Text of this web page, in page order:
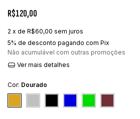
R$120,00
2 x de R$60,00 sem juros
5% de desconto pagando com Pix
Não acumulável com outras promoções
Ver mais detalhes
Cor: Dourado